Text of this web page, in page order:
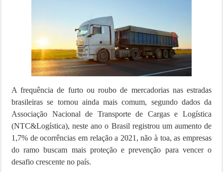
A frequência de furto ou roubo de mercadorias nas estradas
brasileiras se tornou ainda mais comum, segundo dados da
Associação Nacional de Transporte de Cargas e Logística
(NTC&Logística), neste ano o Brasil registrou um aumento de
1,7% de ocorrências em relação a 2021, não à toa, as empresas
do ramo buscam mais proteção e prevenção para vencer o
desafio crescente no país.